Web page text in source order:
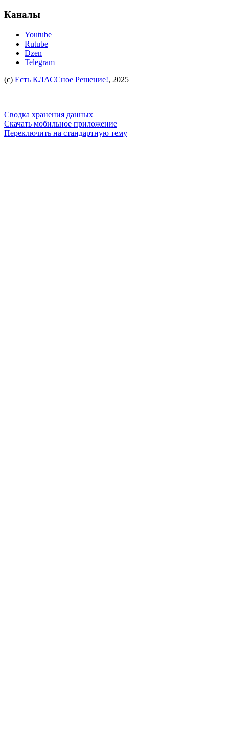
Каналы
Youtube
Rutube
Dzen
Telegram
(c) Есть КЛАССное Решение!, 2025
Сводка хранения данных
Скачать мобильное приложение
Переключить на стандартную тему